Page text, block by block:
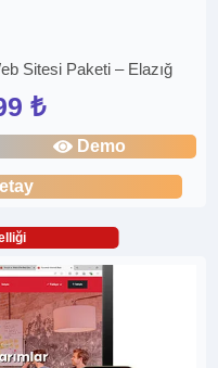
Sitesi Paketi – Elazığ
₺
Demo